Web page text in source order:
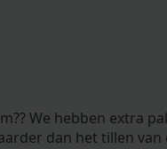
We hebben extra
dan het tillen